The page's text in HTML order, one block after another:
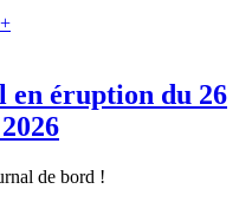
en éruption du 26
de bord !